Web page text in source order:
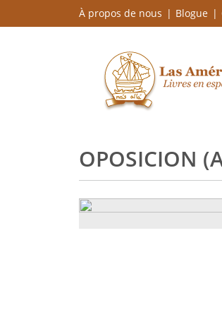
À propos de nous Blogue
OPOSICION